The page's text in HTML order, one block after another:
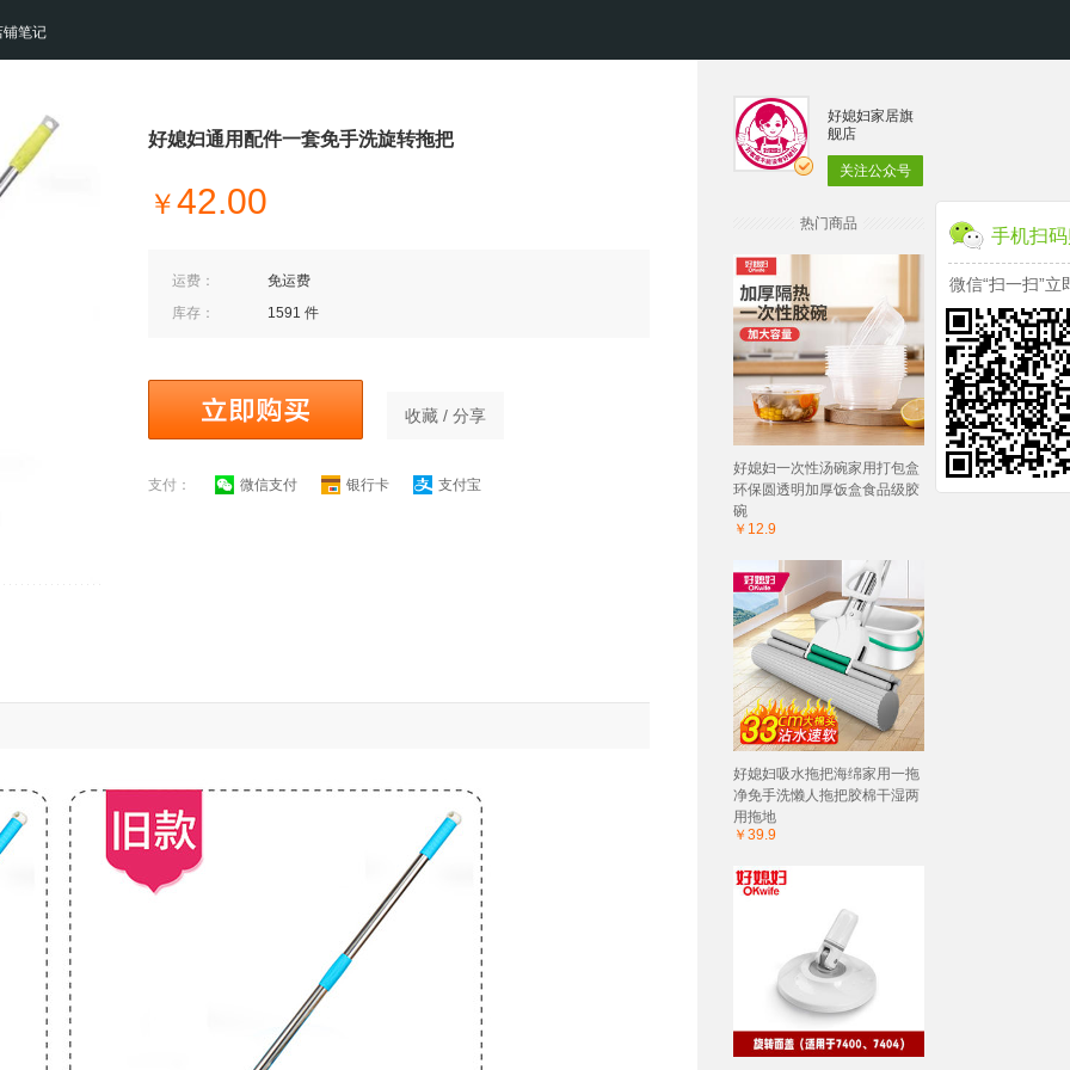
铺笔记
好媳妇通用配件一套免手洗旋转拖把
￥42.00
运费：
免运费
库存：
1591 件
收藏 / 分享
支付： 微信支付 银行卡 支付宝
好媳妇家居旗
舰店
关注公众号
热门商品
好媳妇一次性汤碗家用打包盒
环保圆透明加厚饭盒食品级胶
碗
￥12.9
好媳妇吸水拖把海绵家用一拖
净免手洗懒人拖把胶棉干湿两
用拖地
￥39.9
手机扫
微信“扫一扫”立